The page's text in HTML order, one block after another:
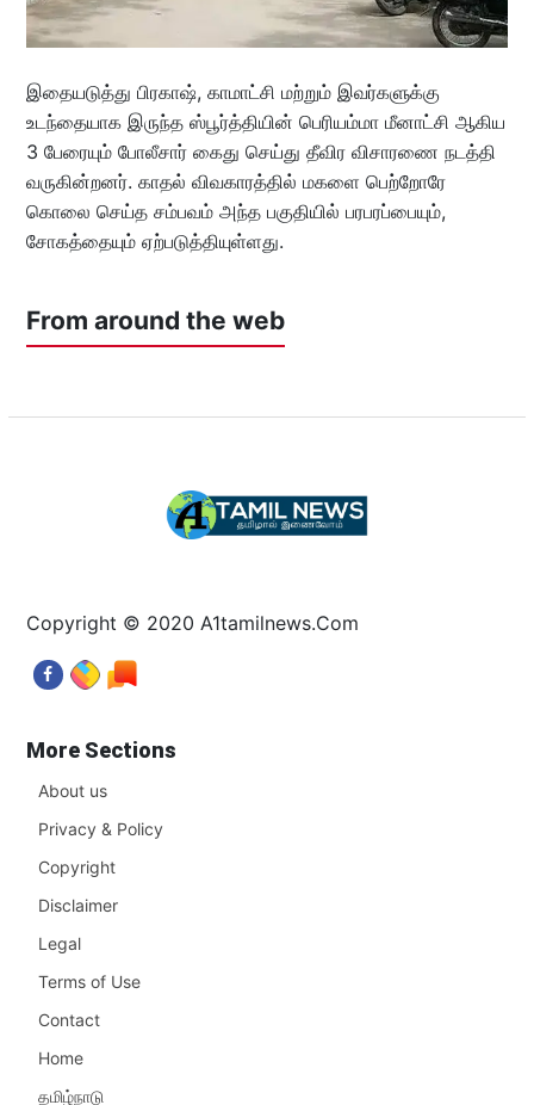
இதையடுத்து பிரகாஷ், காமாட்சி மற்றும் இவர்களுக்கு
உடந்தையாக இருந்த ஸ்பூர்த்தியின் பெரியம்மா மீனாட்சி ஆகிய
3 பேரையும் போலீசார் கைது செய்து தீவிர விசாரணை நடத்தி
வருகின்றனர். காதல் விவகாரத்தில் மகளை பெற்றோரே
கொலை செய்த சம்பவம் அந்த பகுதியில் பரபரப்பையும்,
சோகத்தையும் ஏற்படுத்தியுள்ளது.
From around the web
Copyright © 2020 A1tamilnews.Com
More Sections
About us
Privacy & Policy
Copyright
Disclaimer
Legal
Terms of Use
Contact
Home
தமிழ்நாடு